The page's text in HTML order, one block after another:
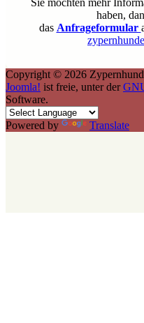
haben,
das Anfrageformular
Copyright © 2026
Joomla! ist freie, unter der
Software.
Powered by Translate